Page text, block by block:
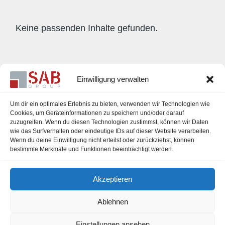
Einwilligung verwalten
Um dir ein optimales Erlebnis zu bieten, verwenden wir Technologien wie
Cookies, um Geräteinformationen zu speichern und/oder darauf
zuzugreifen. Wenn du diesen Technologien zustimmst, können wir Daten
wie das Surfverhalten oder eindeutige IDs auf dieser Website verarbeiten.
Wenn du deine Einwilligung nicht erteilst oder zurückziehst, können
bestimmte Merkmale und Funktionen beeinträchtigt werden.
Akzeptieren
Ablehnen
Keine passenden Inhalte gefunden.
Career
Legal Notice